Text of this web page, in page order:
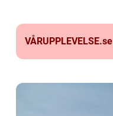
VÅRUPPLEVELSE.se